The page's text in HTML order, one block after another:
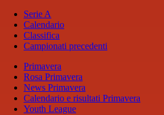
Serie A
Calendario
Classifica
Campionati precedenti
Primavera
Rosa Primavera
News Primavera
Calendario e risultati Primavera
Youth League